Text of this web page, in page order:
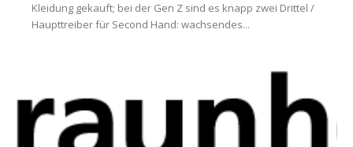
Kleidung gekauft; bei der Gen Z sind es knapp zwei Drittel /
Haupttreiber für Second Hand: wachsendes...